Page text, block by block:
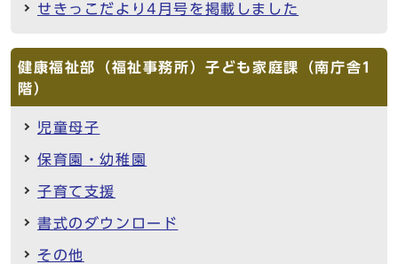
せきっこだより4月号を掲載しました
健康福祉部（福祉事務所）子ども家庭課（南庁舎1
階）
児童母子
保育園・幼稚園
子育て支援
書式のダウンロード
その他